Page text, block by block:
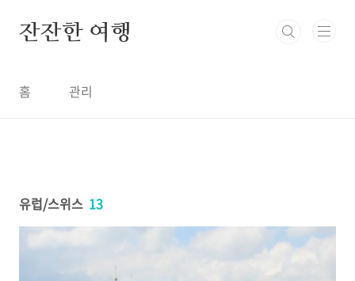
잔잔한 여행
홈 관리
유럽/스위스 13